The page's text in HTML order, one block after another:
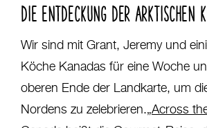
DIE ENTDECKUNG DER ARKTISCHEN
Wir sind mit Grant, Jeremy und
Köche Kanadas für eine Woche
oberen Ende der Landkarte, um
Nordens zu zelebrieren.„Across